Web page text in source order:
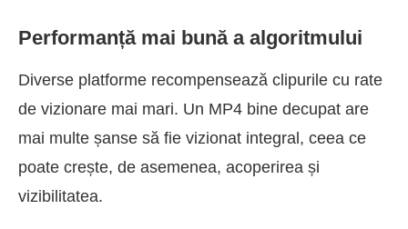
Performanță mai bună a algoritmului
Diverse platforme recompensează clipurile cu rate
de vizionare mai mari. Un MP4 bine decupat are
mai multe șanse să fie vizionat integral, ceea ce
poate crește, de asemenea, acoperirea și
vizibilitatea.